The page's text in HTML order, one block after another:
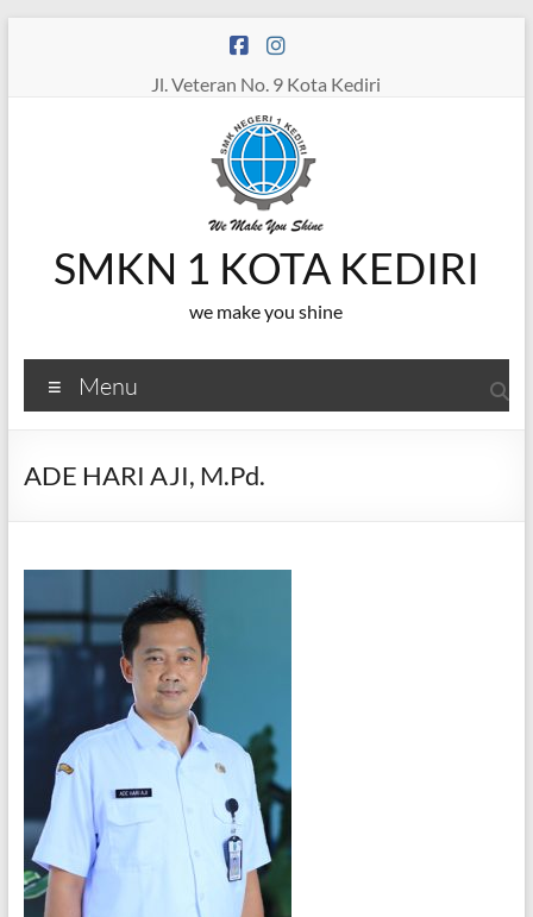
Jl. Veteran No. 9 Kota Kediri
SMKN 1 KOTA KEDIRI
we make you shine
Menu
ADE HARI AJI, M.Pd.